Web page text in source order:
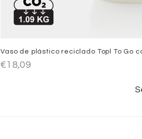
Vaso de plástico reciclado Topl To Go
€18,09